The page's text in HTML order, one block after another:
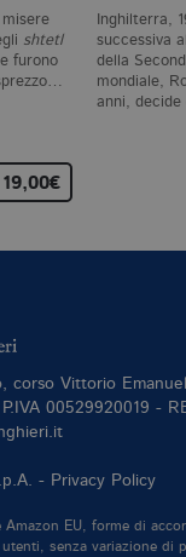
shtetl
furono
19,00€
Inghilterra,
successiva
della
mondiale,
anni, decide
corso Vittorio
00529920019 -
- Privacy Policy
EU, forme di
senza variazione di